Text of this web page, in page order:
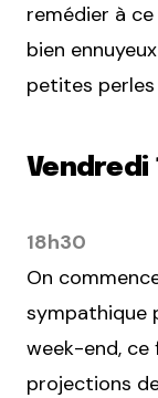
remédier à
bien
petites
Vendredi
18h30
On
sympathique
week-end, ce
projections